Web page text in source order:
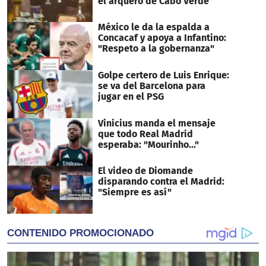
México le da la espalda a
Concacaf y apoya a Infantino:
"Respeto a la gobernanza"
Golpe certero de Luis Enrique:
se va del Barcelona para
jugar en el PSG
Vinicius manda el mensaje
que todo Real Madrid
esperaba: "Mourinho..."
El video de Diomande
disparando contra el Madrid:
"Siempre es así"